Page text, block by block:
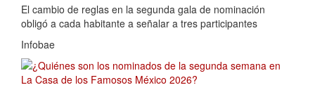
El cambio de reglas en la segunda gala de nominación
obligó a cada habitante a señalar a tres participantes
Infobae